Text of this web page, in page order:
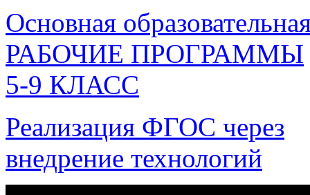
Основная
РАБОЧИЕ ПРОГРАММЫ
5-9 КЛАСС
Реализация ФГОС через
внедрение технологий